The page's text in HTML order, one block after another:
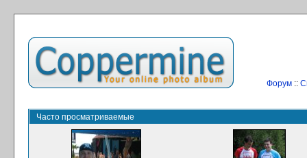
Форум::
Часто просматриваемые